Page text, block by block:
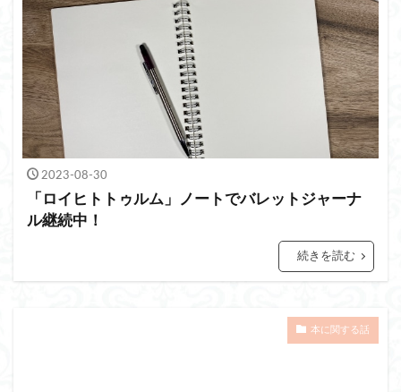
2023-08-30
「ロイヒトトゥルム」ノートでバレットジャーナ
ル継続中！
続きを読む
本に関する話